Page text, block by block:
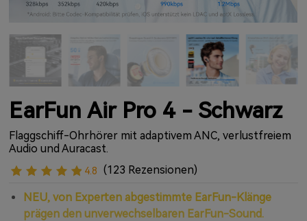
EarFun Air Pro 4 - Schwarz
Flaggschiff-Ohrhörer mit adaptivem ANC, verlustfreiem
Audio und Auracast.
4.8 (123 Rezensionen)
NEU, von Experten abgestimmte EarFun-Klänge
prägen den unverwechselbaren EarFun-Sound.